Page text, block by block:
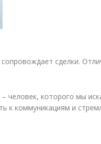
сделки.
человек, которого мы
к коммуникациям и